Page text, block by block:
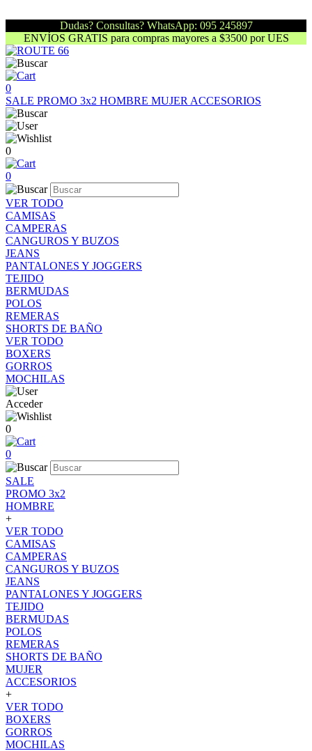
Dudas? Consultas? WhatsApp: 095 245897
ENVÍOS GRATIS para compras mayores a $3500 por UES
0
SALE PROMO 3x2 HOMBRE MUJER ACCESORIOS
0
0
VER TODO
CAMISAS
CAMPERAS
CANGUROS Y BUZOS
JEANS
PANTALONES Y JOGGERS
TEJIDO
BERMUDAS
POLOS
REMERAS
SHORTS DE BAÑO
VER TODO
BOXERS
GORROS
MOCHILAS
Acceder
0
0
SALE
PROMO 3x2
HOMBRE
+
VER TODO
CAMISAS
CAMPERAS
CANGUROS Y BUZOS
JEANS
PANTALONES Y JOGGERS
TEJIDO
BERMUDAS
POLOS
REMERAS
SHORTS DE BAÑO
MUJER
ACCESORIOS
+
VER TODO
BOXERS
GORROS
MOCHILAS